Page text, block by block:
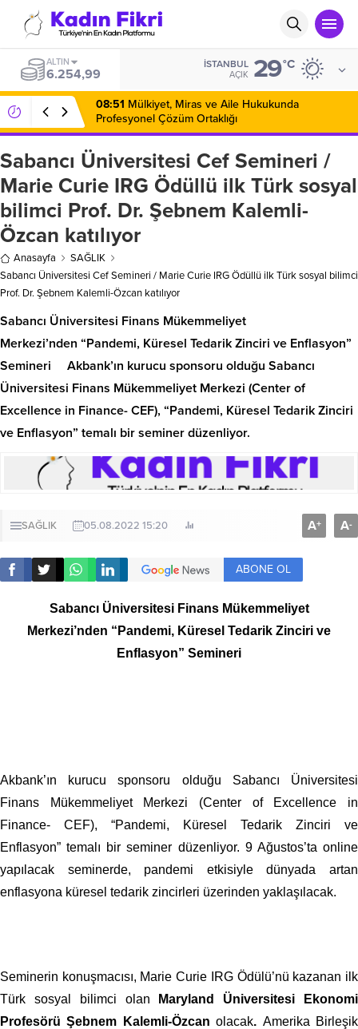
BIST
14.484,64
İSTANBUL
AÇIK 29°C
08:51 Mülkiyet, Miras ve Aile Hukukunda
Profesyonel Çözüm Ortaklığı
Sabancı Üniversitesi Cef Semineri /
Marie Curie IRG Ödüllü ilk Türk sosyal
bilimci Prof. Dr. Şebnem Kalemli-
Özcan katılıyor
Anasayfa
SAĞLIK
Sabancı Üniversitesi Cef Semineri / Marie Curie IRG Ödüllü ilk Türk sosyal bilimci
Prof. Dr. Şebnem Kalemli-Özcan katılıyor
Sabancı Üniversitesi Finans Mükemmeliyet
Merkezi’nden “Pandemi, Küresel Tedarik Zinciri ve Enflasyon”
Semineri Akbank’ın kurucu sponsoru olduğu Sabancı
Üniversitesi Finans Mükemmeliyet Merkezi (Center of
Excellence in Finance- CEF), “Pandemi, Küresel Tedarik Zinciri
ve Enflasyon” temalı bir seminer düzenliyor.
SAĞLIK 05.08.2022 15:20 A+ A-
ABONE OL
Sabancı Üniversitesi Finans Mükemmeliyet
Merkezi’nden “Pandemi, Küresel Tedarik Zinciri ve
Enflasyon” Semineri
Akbank’ın kurucu sponsoru olduğu Sabancı Üniversitesi
Finans Mükemmeliyet Merkezi (Center of Excellence in
Finance- CEF),
“Pandemi, Küresel Tedarik Zinciri ve
Enflasyon” temalı bir seminer düzenliyor. 9 Ağustos’ta online
yapılacak seminerde, pandemi etkisiyle dünyada artan
enflasyona küresel tedarik zincirleri üzerinden yaklaşılacak.
Seminerin konuşmacısı, Marie Curie IRG Ödülü’nü kazanan ilk
Türk sosyal bilimci olan
Maryland Üniversitesi Ekonomi
Profesörü Şebnem Kalemli-Özcanolacak. Amerika Birleşik